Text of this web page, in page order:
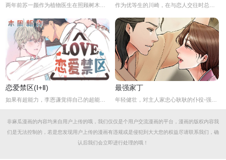
恋爱禁区(Ⅰ+Ⅱ)
如果有超能力，李恩谦觉得自己的超能力一定是垃圾回收站。为什么从小到他，他交往的人全是渣男呢？？他除了颜控，对于对象真的不挑的啊！！直到他严厉的上司，他的外貌理想型，对他表现出似有若无的好感……他一定喜欢自己吧？这次有希望摆脱渣男了！少年人，太天真啦，非酋是一辈子的事哟。
最强家丁
年轻健壮，对主人家忠心耿耿的仆役-强石，某夜意外目睹大监夫人自我安慰的画面。明知眼前是个火坑，他仍然义无返顾地跳了下去！「夫人，小的乐意填补你空虚寂寞的心灵…」
非麻瓜漫画的内容均来自用户上传的哦，我们仅仅是个用户交流漫画的平台，漫画的版权内容我
们是无法控制的，若是您发现用户上传的漫画有违规或是侵犯到大大您的权益尽请联系我们，确
认后我们会立即进行处理的哦！